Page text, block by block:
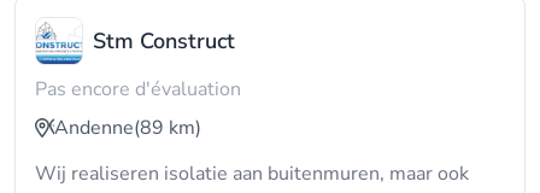
Stm Construct
Pas encore d'évaluation
Andenne(89 km)
Wij realiseren isolatie aan buitenmuren, maar ook